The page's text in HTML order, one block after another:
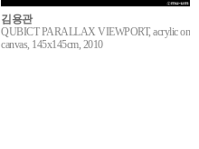
김용관
QUBICT PARALLAX VIEWPORT, acrylic on
canvas, 145x145cm, 2010